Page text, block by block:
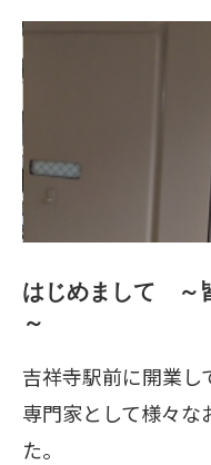
はじめまして ～
～
吉祥寺駅前に開業し
専門家として様々な
た。